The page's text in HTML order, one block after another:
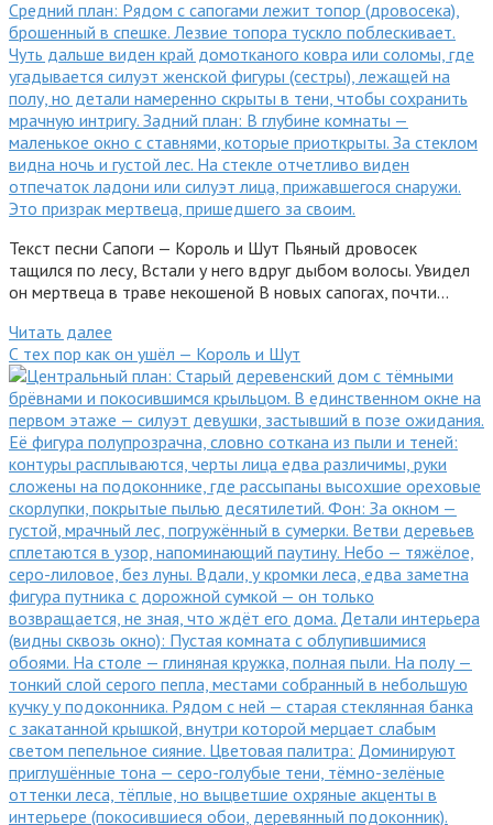
Текст песни Сапоги — Король и Шут Пьяный дровосек
тащился по лесу, Встали у него вдруг дыбом волосы. Увидел
он мертвеца в траве некошеной В новых сапогах, почти…
Читать далее
С тех пор как он ушёл — Король и Шут